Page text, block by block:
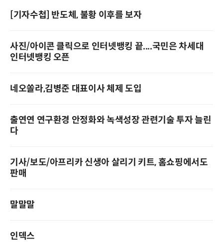
[기자수첩] 반도체, 불황 이후를 보자
사진/아이콘 클릭으로 인터넷뱅킹 끝....국민은 차세대
인터넷뱅킹 오픈
네오쏠라,김병준 대표이사 체제 도입
출연연 연구환경 안정화와 녹색성장 관련기술 투자 늘린
다
기사/보도/아프리카 신생아 살리기 키트, 홈쇼핑에서도
판매
말말말
인덱스